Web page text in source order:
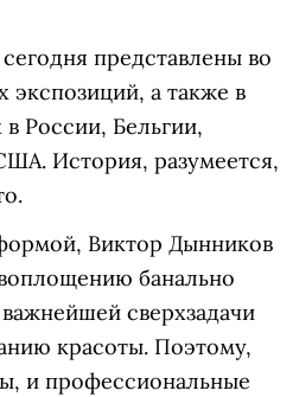
представлены во
а также в
России, Бельгии,
История, разумеется,
Виктор Дынников
банально
сверхзадачи
красоты. Поэтому,
и профессиональные